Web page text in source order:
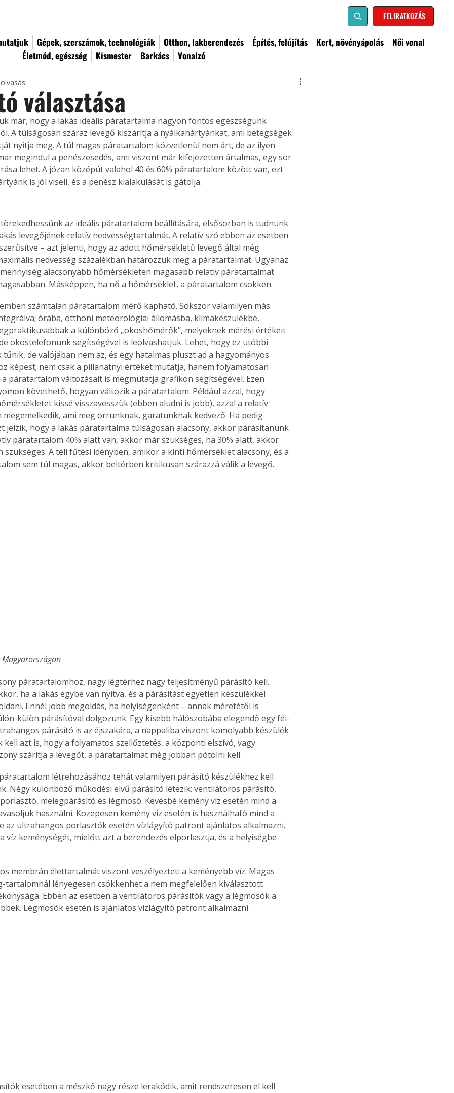
FELIRATKOZÁS
Gépek, szerszámok, technológiák Otthon, lakberendezés Építés, felújítás Kert, növényápolás
Női vonal
Életmód, egészség
Kismester Barkács Vonalzó
vagy
választása
már, hogy a lakás ideális páratartalma nagyon fontos egészségünk
A túlságosan száraz levegő kiszárítja a nyálkahártyánkat, ami betegségek
nyitja meg. A túl magas páratartalom közvetlenül nem árt, de az ilyen
megindul a penészesedés, ami viszont már kifejezetten ártalmas, egy sor
lehet. A józan középút valahol 40 és 60% páratartalom között van, ezt
is jól viseli, és a penész kialakulását is gátolja.
az ideális páratartalom beállítására, elsősorban is tudnunk
levegőjének relatív nedvességtartalmát. A relatív szó ebben az esetben
– azt jelenti, hogy az adott hőmérsékletű levegő által még
nedvesség százalékban határozzuk meg a páratartalmat. Ugyanaz
alacsonyabb hőmérsékleten magasabb relatív páratartalmat
Másképpen, ha nő a hőmérséklet, a páratartalom csökken.
számtalan páratartalom mérő kapható. Sokszor valamilyen más
órába, otthoni meteorológiai állomásba, klímakészülékbe,
a különböző „okoshőmérők”, melyeknek mérési értékeit
okostelefonunk segítségével is leolvashatjuk. Lehet, hogy ez utóbbi
de valójában nem az, és egy hatalmas pluszt ad a hagyományos
képest; nem csak a pillanatnyi értéket mutatja, hanem folyamatosan
páratartalom változásait is megmutatja grafikon segítségével. Ezen
követhető, hogyan változik a páratartalom. Például azzal, hogy
kissé visszavesszük (ebben aludni is jobb), azzal a relatív
ami meg orrunknak, garatunknak kedvező. Ha pedig
jelzik, hogy a lakás páratartalma túlságosan alacsony, akkor párásítanunk
páratartalom 40% alatt van, akkor már szükséges, ha 30% alatt, akkor
szükséges. A téli fűtési idényben, amikor a kinti hőmérséklet alacsony, és a
sem túl magas, akkor beltérben kritikusan szárazzá válik a levegő.
Magyarországon
páratartalomhoz, nagy légtérhez nagy teljesítményű párásító kell.
ha a lakás egybe van nyitva, és a párásítást egyetlen készülékkel
Ennél jobb megoldás, ha helyiségenként – annak méretétől is
külön párásítóval dolgozunk. Egy kisebb hálószobába elegendő egy fél-
párásító is az éjszakára, a nappaliba viszont komolyabb készülék
kell azt is, hogy a folyamatos szellőztetés, a központi elszívó, vagy
szárítja a levegőt, a páratartalmat még jobban pótolni kell.
létrehozásához tehát valamilyen párásító készülékhez kell
Négy különböző működési elvű párásító létezik: ventilátoros párásító,
melegpárásító és légmosó. Kevésbé kemény víz esetén mind a
használni. Közepesen kemény víz esetén is használható mind a
az ultrahangos porlasztók esetén vízlágyító patront ajánlatos alkalmazni.
víz keménységét, mielőtt azt a berendezés elporlasztja, és a helyiségbe
membrán élettartalmát viszont veszélyezteti a keményebb víz. Magas
tartalomnál lényegesen csökkenhet a nem megfelelően kiválasztott
Ebben az esetben a ventilátoros párásítók vagy a légmosók a
Légmosók esetén is ajánlatos vízlágyító patront alkalmazni.
esetében a mészkő nagy része lerakódik, amit rendszeresen el kell